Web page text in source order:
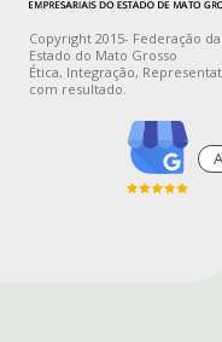
Copyright 2015- Federação
Estado do Mato Grosso
Ética, Integração,
com resultado.